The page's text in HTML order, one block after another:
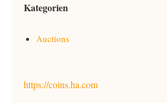
Kategorien
Auctions
https://coins.ha.com